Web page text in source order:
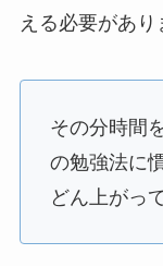
える必要があり
その分時間
の勉強法に
どん上がっ